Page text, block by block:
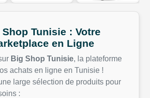
Shop Tunisie : Votre
en Ligne
Big Shop Tunisie, la plateforme
achats en ligne en Tunisie !
large sélection de produits pour
: